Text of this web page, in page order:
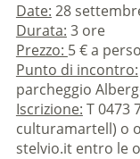
Date: 28
Durata: 3 ore
Prezzo: 5 € a
Punto di incontro:
parcheggio
Iscrizione: T 0473
culturamartell) o
stelvio.it entro le